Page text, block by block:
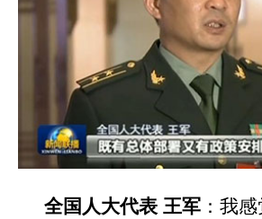
全国人大代表 王军 ：我